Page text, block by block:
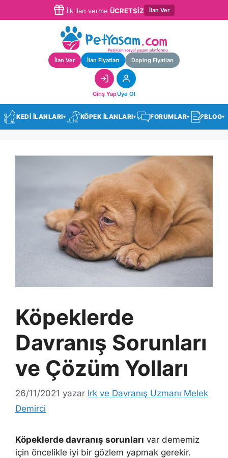
İlk ilan verme ÜCRETSİZ İlan Ver
İlan Ver İlan Fiyatları Doping Fiyatları
Giriş YapÜye Ol
KEDİ İLANLARI▾ KÖPEK İLANLARI▾ FORUMLAR▾ BLOG▾
Köpeklerde
Davranış Sorunları
ve Çözüm Yolları
26/11/2021 yazar Irk ve Davranış Uzmanı Melek
Demirci
Köpeklerde davranış sorunları var dememiz
için öncelikle iyi bir gözlem yapmak gerekir.